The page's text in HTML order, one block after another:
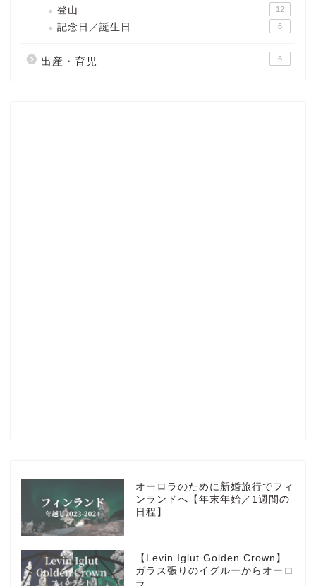
登山 12
記念日／誕生日 6
出産・育児 6
オーロラのために新婚旅行でフィ
ンランドへ【年末年始／1週間の
日程】
【Levin Iglut Golden Crown】
ガラス張りのイグルーからオーロ
ラ
HOTEL
TRAVEL